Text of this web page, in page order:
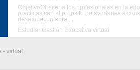
ObjetivoOfrecer a los profesionales en la
practicas con el propsito de ayudarles a
desempeo integra ...
Estudiar Gestión Educativa virtual
- virtual